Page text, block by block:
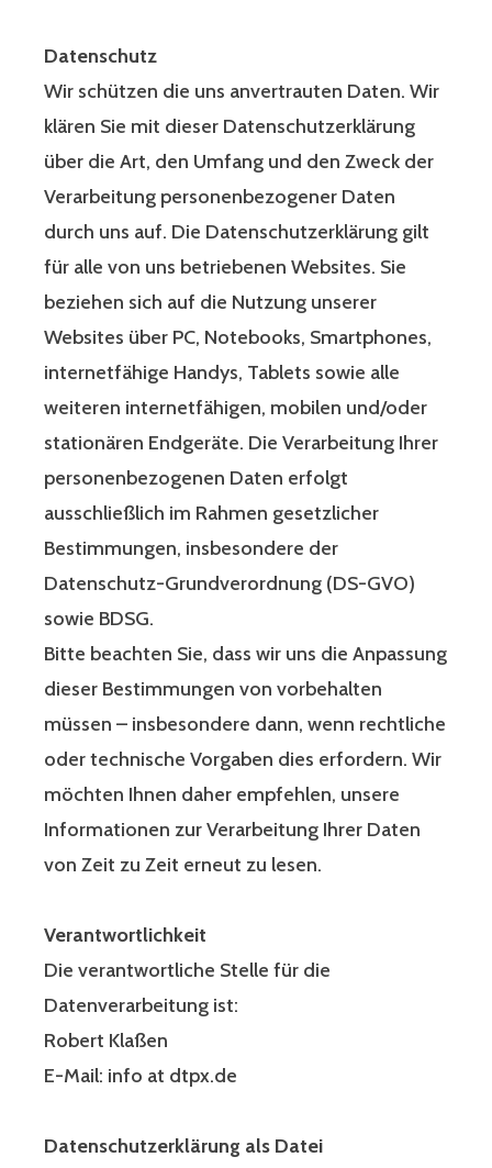
Datenschutz
Wir schützen die uns anvertrauten Daten. Wir
klären Sie mit dieser Datenschutzerklärung
über die Art, den Umfang und den Zweck der
Verarbeitung personenbezogener Daten
durch uns auf. Die Datenschutzerklärung gilt
für alle von uns betriebenen Websites. Sie
beziehen sich auf die Nutzung unserer
Websites über PC, Notebooks, Smartphones,
internetfähige Handys, Tablets sowie alle
weiteren internetfähigen, mobilen und/oder
stationären Endgeräte. Die Verarbeitung Ihrer
personenbezogenen Daten erfolgt
ausschließlich im Rahmen gesetzlicher
Bestimmungen, insbesondere der
Datenschutz-Grundverordnung (DS-GVO)
sowie BDSG.
Bitte beachten Sie, dass wir uns die Anpassung
dieser Bestimmungen von vorbehalten
müssen – insbesondere dann, wenn rechtliche
oder technische Vorgaben dies erfordern. Wir
möchten Ihnen daher empfehlen, unsere
Informationen zur Verarbeitung Ihrer Daten
von Zeit zu Zeit erneut zu lesen.
Verantwortlichkeit
Die verantwortliche Stelle für die
Datenverarbeitung ist:
Robert Klaßen
E-Mail: info at dtpx.de
Datenschutzerklärung als Datei